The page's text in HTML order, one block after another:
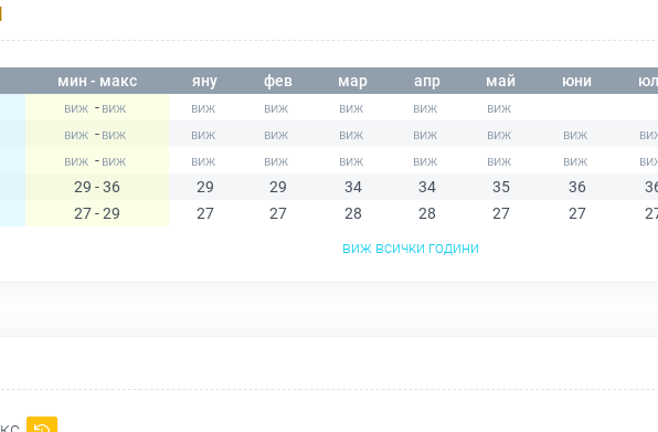
мин - макс яну фев мар апр май юни
-
-
-
29 - 36 29 29 34 34 35 36
27 - 29 27 27 28 28 27 27
виж всички години